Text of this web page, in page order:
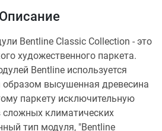
Описание
Bentline Classic Collection - это
художественного паркета.
Bentline используется
высушенная древесина
паркету исключительную
сложных климатических
тип модуля, "Bentline